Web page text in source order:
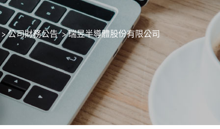
>公司財務公告 >瑞昱半導體股份有限公司